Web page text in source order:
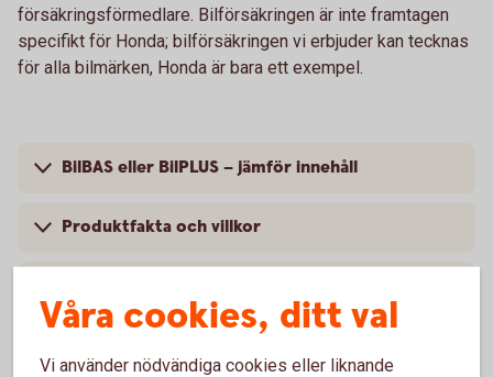
försäkringsförmedlare. Bilförsäkringen är inte framtagen
specifikt för Honda; bilförsäkringen vi erbjuder kan tecknas
för alla bilmärken, Honda är bara ett exempel.
BilBAS eller BilPLUS – jämför innehåll
Produktfakta och villkor
Våra cookies, ditt val
Vi använder nödvändiga cookies eller liknande